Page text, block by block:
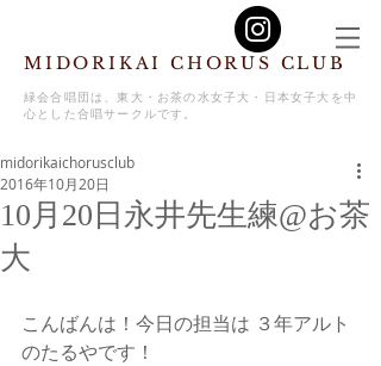
MIDORIKAI CHORUS CLUB
緑会合唱団は、東大・お茶の水女子大・日本女子大を中
心とした合唱サークルです。
10月20日永井先生練@お茶
大
midorikaichorusclub
2016年10月20日
こんばんは！今日の担当は ３年アルト
のたるやです！